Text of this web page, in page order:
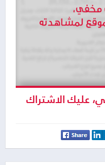
عليك الاشتراك